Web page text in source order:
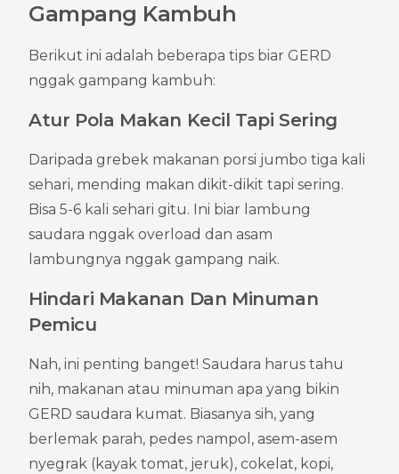
Gampang Kambuh
Berikut ini adalah beberapa tips biar GERD
nggak gampang kambuh:
Atur Pola Makan Kecil Tapi Sering
Daripada grebek makanan porsi jumbo tiga kali
sehari, mending makan dikit-dikit tapi sering.
Bisa 5-6 kali sehari gitu. Ini biar lambung
saudara nggak overload dan asam
lambungnya nggak gampang naik.
Hindari Makanan Dan Minuman
Pemicu
Nah, ini penting banget! Saudara harus tahu
nih, makanan atau minuman apa yang bikin
GERD saudara kumat. Biasanya sih, yang
berlemak parah, pedes nampol, asem-asem
nyegrak (kayak tomat, jeruk), cokelat, kopi,